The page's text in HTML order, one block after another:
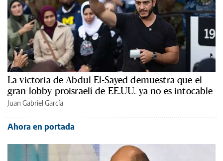
La victoria de Abdul El-Sayed demuestra que el
gran lobby proisraelí de EE.UU. ya no es intocable
Juan Gabriel García
Ahora en portada